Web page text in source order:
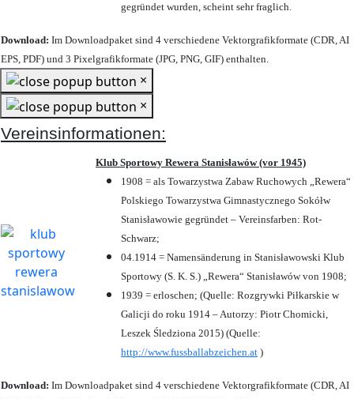
gegründet wurden, scheint sehr fraglich.
Download: Im Downloadpaket sind 4 verschiedene Vektorgrafikformate (CDR, AI
EPS, PDF) und 3 Pixelgrafikformate (JPG, PNG, GIF) enthalten.
×
×
Vereinsinformationen:
Klub Sportowy Rewera Stanisławów (vor 1945)
1908 = als Towarzystwa Zabaw Ruchowych „Rewera“
Polskiego Towarzystwa Gimnastycznego Sokółw
Stanisławowie gegründet – Vereinsfarben: Rot-
Schwarz;
04.1914 = Namensänderung in Stanisławowski Klub
Sportowy (S. K. S.) „Rewera“ Stanisławów von 1908;
1939 = erloschen; (Quelle: Rozgrywki Piłkarskie w
Galicji do roku 1914 – Autorzy: Piotr Chomicki,
Leszek Śledziona 2015) (Quelle:
http://www.fussballabzeichen.at )
Download: Im Downloadpaket sind 4 verschiedene Vektorgrafikformate (CDR, AI